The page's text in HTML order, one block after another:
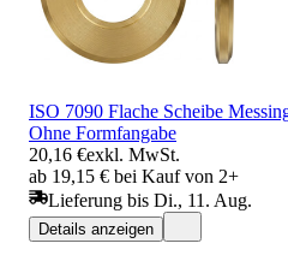
ISO 7090 Flache Scheibe
Ohne Formfangabe
20,16 €exkl. MwSt.
ab 19,15 € bei Kauf von 2+
Lieferung bis Di., 11. Aug.
Details anzeigen